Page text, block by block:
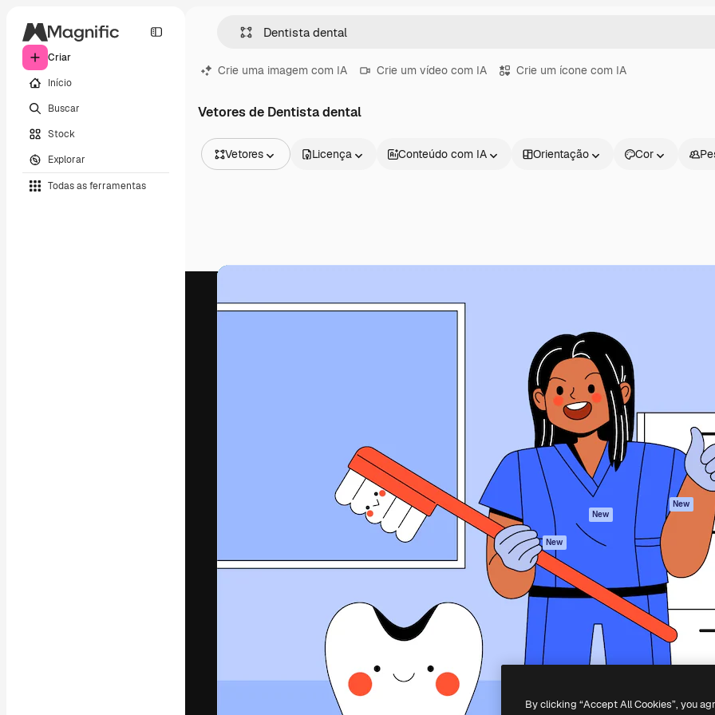
Criar
Início
Buscar
Stock
Explorar
Todas as ferramentas
Crie uma imagem com IA Crie um vídeo com IA Crie um ícone com IA
Vetores de Dentista dental
Vetores
Vídeos
Modelos de vídeos
Licença Conteúdo com IA Orientação Cor
Produtos
Spaces
Assistente de IA
Gerador de
imagens
Gerador de vídeos
Texto para voz
Conteúdo de stock
MCP para
Claude/ChatGPT
New
Agentes New
API
App móvel
Todas as
ferramentas
Academy
Documentação
Atendimento
Termos e
condições
Política de
privacidade
Originais New
Política de cookies
Central de
confiabilidade
Afiliados
Empresas
Copyright © 2010- 2026 Freepik Company S.L.U. Todos os direitos reservados.
By clicking “Accept All Cookies”, you